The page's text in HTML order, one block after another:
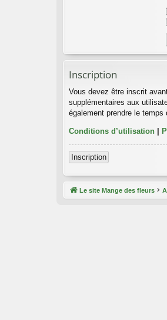
Inscription
Vous devez être inscrit
supplémentaires aux
également prendre le
Conditions d’utilisation |
Inscription
Le site Mange des fleurs